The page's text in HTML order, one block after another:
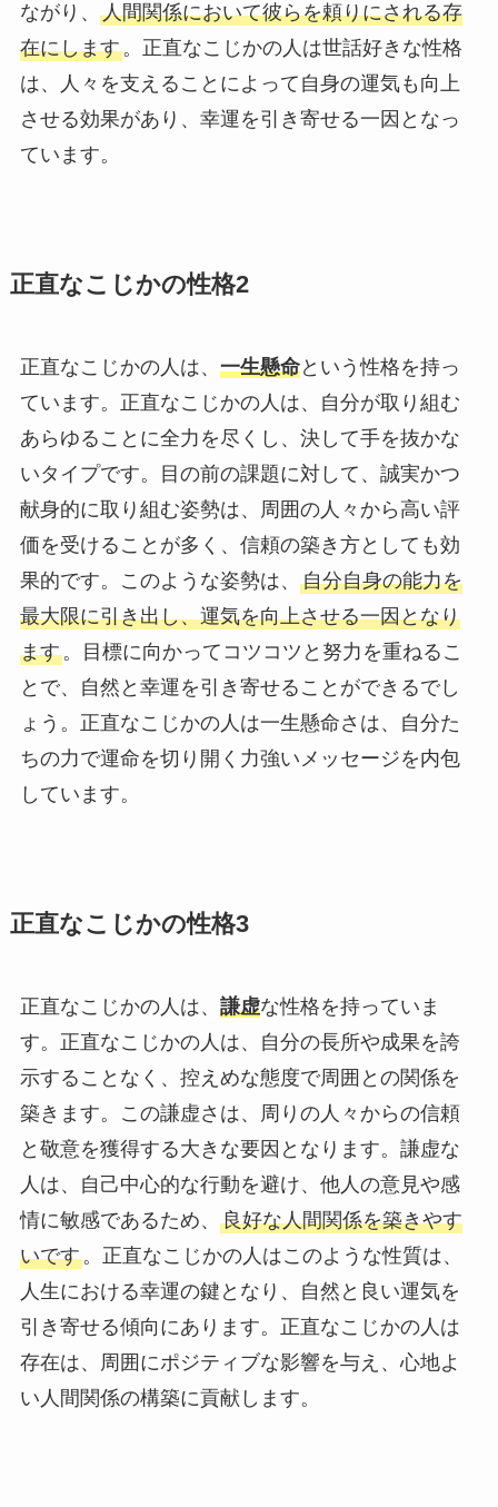
ながり、 人間関係において彼らを頼りにされる存
在にします。正直なこじかの人は世話好きな性格
は、人々を支えることによって自身の運気も向上
させる効果があり、幸運を引き寄せる一因となっ
ています。
正直なこじかの性格2
正直なこじかの人は、 一生懸命という性格を持っ
ています。正直なこじかの人は、自分が取り組む
あらゆることに全力を尽くし、決して手を抜かな
いタイプです。目の前の課題に対して、誠実かつ
献身的に取り組む姿勢は、周囲の人々から高い評
価を受けることが多く、信頼の築き方としても効
果的です。このような姿勢は、 自分自身の能力を
最大限に引き出し、運気を向上させる一因となり
ます。目標に向かってコツコツと努力を重ねるこ
とで、自然と幸運を引き寄せることができるでし
ょう。正直なこじかの人は一生懸命さは、自分た
ちの力で運命を切り開く力強いメッセージを内包
しています。
正直なこじかの性格3
正直なこじかの人は、 謙虚な性格を持っていま
す。正直なこじかの人は、自分の長所や成果を誇
示することなく、控えめな態度で周囲との関係を
築きます。この謙虚さは、周りの人々からの信頼
と敬意を獲得する大きな要因となります。謙虚な
人は、自己中心的な行動を避け、他人の意見や感
情に敏感であるため、 良好な人間関係を築きやす
いです。正直なこじかの人はこのような性質は、
人生における幸運の鍵となり、自然と良い運気を
引き寄せる傾向にあります。正直なこじかの人は
存在は、周囲にポジティブな影響を与え、心地よ
い人間関係の構築に貢献します。